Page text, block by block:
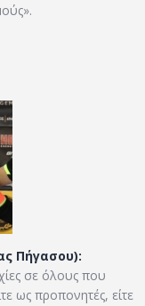
Πήγασου):
σε όλους που
ως προπονητές, είτε